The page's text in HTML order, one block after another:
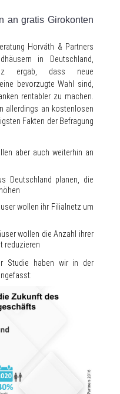
an gratis Girokonten
Horváth & Partners
in Deutschland,
ergab, dass neue
bevorzugte Wahl sind,
rentabler zu machen.
allerdings an kostenlosen
Fakten der Befragung
aber auch weiterhin an
Deutschland planen, die
wollen ihr Filialnetz um
wollen die Anzahl ihrer
reduzieren
Studie haben wir in der